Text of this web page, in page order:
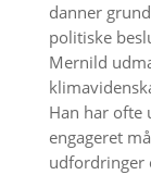
danner
politiske
Mernild
Han har ofte
engageret
udfordringer